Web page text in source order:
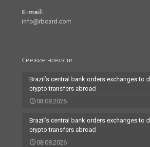
E-mail:
info@rbcard.com
Свежие новости
Brazil’s central bank orders exchanges to
crypto transfers abroad
08.08.2026
Brazil’s central bank orders exchanges to
crypto transfers abroad
08.08.2026